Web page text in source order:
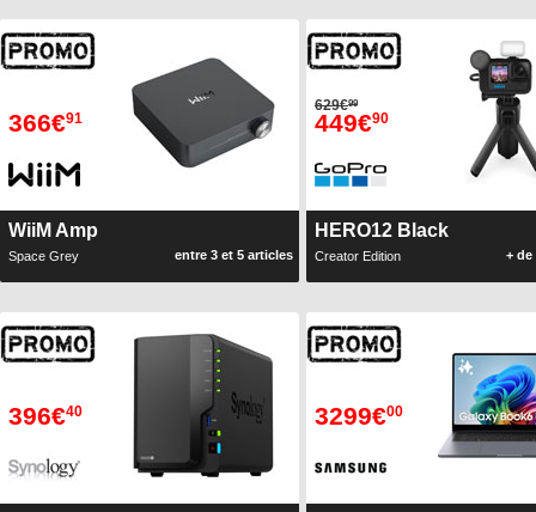
366€91
WiiM Amp
Space Grey entre 3 et 5 articles
629€99
449€90
HERO12 Black
Creator Edition + de
396€40 3299€00